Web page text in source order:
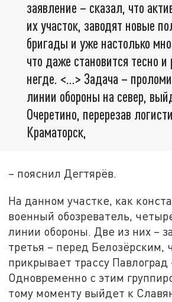
заявление – сказал, что
их участок, заводят новые
бригады и уже настолько
что даже становится тесно
негде. <…> Задача –
линии обороны на север,
Очеретино, перерезав
Краматорск,
– пояснил Дегтярёв.
На данном участке, как
военный обозреватель,
линии обороны. Две из них –
третья – перед Белозёрским,
прикрывает трассу Павлоград
Одновременно с этим
тому моменту выйдет к